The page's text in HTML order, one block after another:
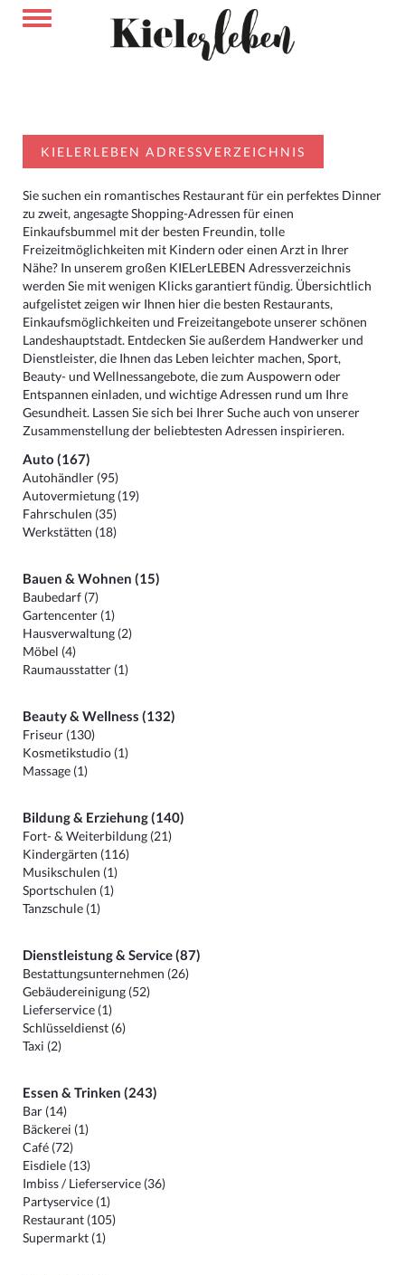
KIELERLEBEN ADRESSVERZEICHNIS
Sie suchen ein romantisches Restaurant für ein perfektes Dinner
zu zweit, angesagte Shopping-Adressen für einen
Einkaufsbummel mit der besten Freundin, tolle
Freizeitmöglichkeiten mit Kindern oder einen Arzt in Ihrer
Nähe? In unserem großen KIELerLEBEN Adressverzeichnis
werden Sie mit wenigen Klicks garantiert fündig. Übersichtlich
aufgelistet zeigen wir Ihnen hier die besten Restaurants,
Einkaufsmöglichkeiten und Freizeitangebote unserer schönen
Landeshauptstadt. Entdecken Sie außerdem Handwerker und
Dienstleister, die Ihnen das Leben leichter machen, Sport,
Beauty- und Wellnessangebote, die zum Auspowern oder
Entspannen einladen, und wichtige Adressen rund um Ihre
Gesundheit. Lassen Sie sich bei Ihrer Suche auch von unserer
Zusammenstellung der beliebtesten Adressen inspirieren.
Auto (167)
Autohändler (95)
Autovermietung (19)
Fahrschulen (35)
Werkstätten (18)
Bauen & Wohnen (15)
Baubedarf (7)
Gartencenter (1)
Hausverwaltung (2)
Möbel (4)
Raumausstatter (1)
Beauty & Wellness (132)
Friseur (130)
Kosmetikstudio (1)
Massage (1)
Bildung & Erziehung (140)
Fort- & Weiterbildung (21)
Kindergärten (116)
Musikschulen (1)
Sportschulen (1)
Tanzschule (1)
Dienstleistung & Service (87)
Bestattungsunternehmen (26)
Gebäudereinigung (52)
Lieferservice (1)
Schlüsseldienst (6)
Taxi (2)
Essen & Trinken (243)
Bar (14)
Bäckerei (1)
Café (72)
Eisdiele (13)
Imbiss / Lieferservice (36)
Partyservice (1)
Restaurant (105)
Supermarkt (1)